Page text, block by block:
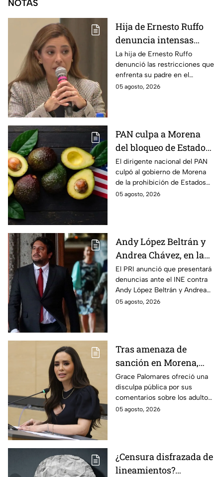
NOTAS
Hija de Ernesto Ruffo
denuncia intensas
restricciones en el
Altiplano; buscan que
salga del penal
La hija de Ernesto Ruffo
denunció las restricciones que
enfrenta su padre en el
Altiplano y anunció que
05 agosto, 2026
PAN culpa a Morena
del bloqueo de Estados
Unidos al aguacate de
Michoacán
El dirigente nacional del PAN
culpó al gobierno de Morena
de la prohibición de Estados
Unidos para exportar aguacate
05 agosto, 2026
Andy López Beltrán y
Andrea Chávez, en la
mira del PRI por
presuntos actos
anticipados de
campaña
El PRI anunció que presentará
denuncias ante el INE contra
Andy López Beltrán y Andrea
Chávez, al acusarlos de realizar
05 agosto, 2026
Tras amenaza de
sanción en Morena,
Grace Palomares pide
perdón a adultos
mayores
Grace Palomares ofreció una
disculpa pública por sus
comentarios sobre los adultos
mayores y aseguró que acatará
05 agosto, 2026
¿Censura disfrazada de
lineamientos?